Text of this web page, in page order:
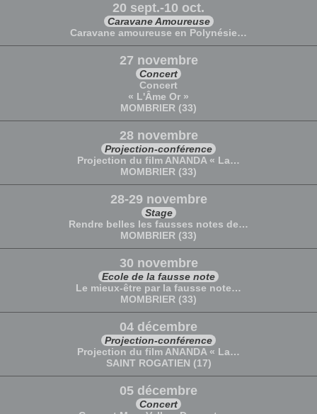
20 sept.-10 oct.
Caravane Amoureuse
Caravane amoureuse en Polynésie…
27 novembre
Concert
Concert
« L'Âme Or »
MOMBRIER (33)
28 novembre
Projection-conférence
Projection du film ANANDA « La…
MOMBRIER (33)
28-29 novembre
Stage
Rendre belles les fausses notes de…
MOMBRIER (33)
30 novembre
Ecole de la fausse note
Le mieux-être par la fausse note…
MOMBRIER (33)
04 décembre
Projection-conférence
Projection du film ANANDA « La…
SAINT ROGATIEN (17)
05 décembre
Concert